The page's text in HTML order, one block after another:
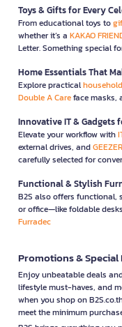
Toys & Gifts for Every
From educational toys to
whether it’s a KAKAO
Letter. Something special
Home Essentials That
Explore practicalhousehold
Double A Careface masks,
Innovative IT & Gadgets
Elevate your workflow with
external drives, andGEEZER
carefully selected for
Functional & Stylish
B2S also offers functional,
or office—like foldable
Furradec
Promotions & Special
Enjoy unbeatable deals
lifestyle must-haves, and
when you shop on
meet the minimum